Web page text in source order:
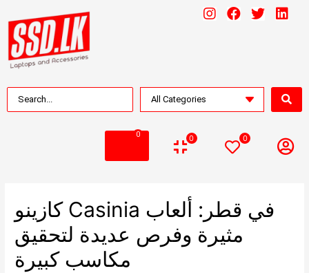
0 0 0
كازينو Casinia في قطر: ألعاب
مثيرة وفرص عديدة لتحقيق
مكاسب كبيرة